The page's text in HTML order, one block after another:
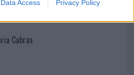
Data Access Privacy Policy
Cabras